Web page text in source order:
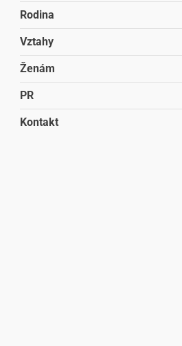
Rodina
Vztahy
Ženám
PR
Kontakt